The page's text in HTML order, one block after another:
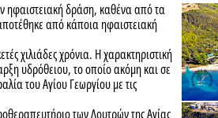
ηφαιστειακή δράση, καθένα από τα
από κάποια ηφαιστειακή
χιλιάδες χρόνια. Η χαρακτηριστική
υδρόθειου, το οποίο ακόμη και σε
του Αγίου Γεωργίου με τις
των Λουτρών της Αγίας